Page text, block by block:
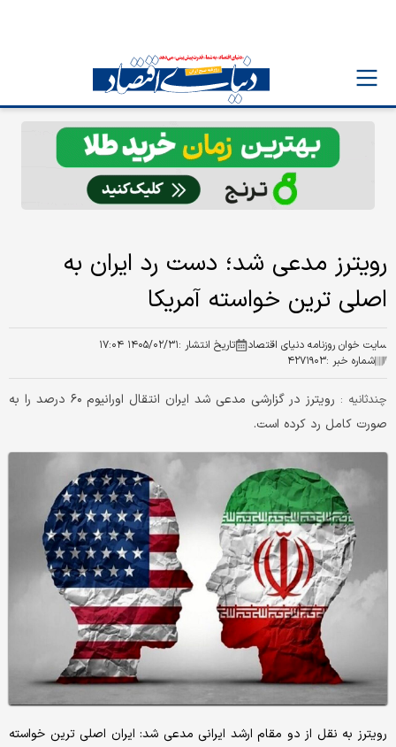
رویترز مدعی شد؛ دست رد ایران به
اصلی ترین خواسته آمریکا
سایت خوان روزنامه دنیای اقتصاد تاریخ انتشار :۱۴۰۵/۰۲/۳۱ ۱۷:۰۴
شماره خبر :۴۲۷۱۹۰۳
چندثانیه :
رویترز در گزارشی مدعی شد ایران انتقال اورانیوم ۶۰ درصد را به
صورت کامل رد کرده است.
رویترز به نقل از دو مقام ارشد ایرانی مدعی شد: ایران اصلی ترین خواسته